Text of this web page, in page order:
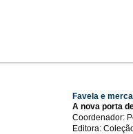
Favela e
A nova porta
Coordenador:
Editora: